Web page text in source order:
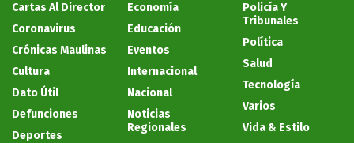
Cartas Al Director
Coronavirus
Crónicas Maulinas
Cultura
Dato Útil
Defunciones
Deportes
Economía
Educación
Eventos
Internacional
Nacional
Noticias
Regionales
Policía Y
Tribunales
Política
Salud
Tecnología
Varios
Vida & Estilo